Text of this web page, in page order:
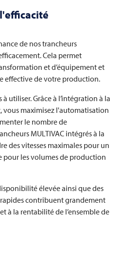
de nos trancheurs
Cela permet
et d’équipement et
effective de votre production.
utiliser. Grâce à l’intégration à la
maximisez l'automatisation
le nombre de
MULTIVAC intégrés à la
des vitesses maximales pour un
les volumes de production
élevée ainsi que des
contribuent grandement
à la rentabilité de l’ensemble de